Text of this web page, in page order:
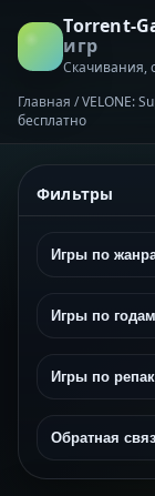
Torrent-
игр
Скачивания,
Главная /VELONE:
бесплатно
Фильтры
Игры по
Игры по годам
Игры по
Обратная